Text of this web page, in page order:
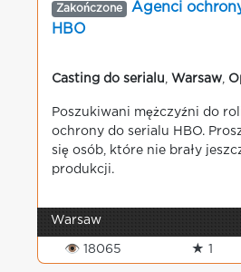
Zakończone
Agenci
HBO
Casting do serialu Warsaw
Poszukiwani mężczyźni do
ochrony do serialu HBO.
się osób, które nie brały
produkcji.
Warsaw
👁 18065 ★ 1